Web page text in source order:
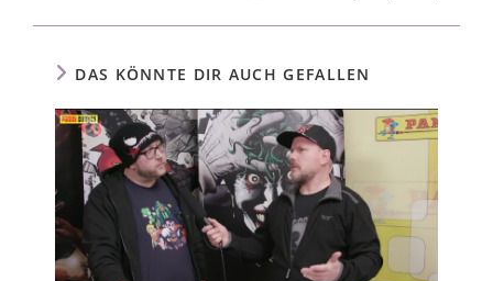
DAS KÖNNTE DIR AUCH GEFALLEN